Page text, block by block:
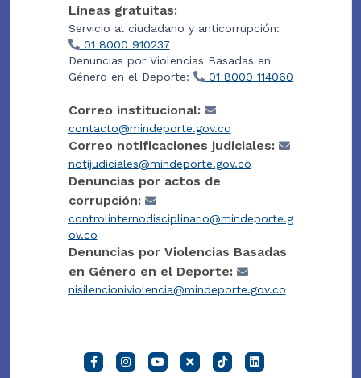
Líneas gratuitas:
Servicio al ciudadano y anticorrupción:
01 8000 910237
Denuncias por Violencias Basadas en
Género en el Deporte:
01 8000 114060
Correo institucional:
contacto@mindeporte.gov.co
Correo notificaciones judiciales:
notijudiciales@mindeporte.gov.co
Denuncias por actos de
corrupción:
controlinternodisciplinario@mindeporte.g
ov.co
Denuncias por Violencias Basadas
en Género en el Deporte:
nisilencioniviolencia@mindeporte.gov.co